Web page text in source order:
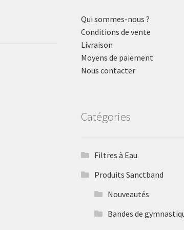
Qui sommes-nous ?
Conditions de vente
Livraison
Moyens de paiement
Nous contacter
Catégories
Filtres à Eau
Produits Sanctband
Nouveautés
Bandes de